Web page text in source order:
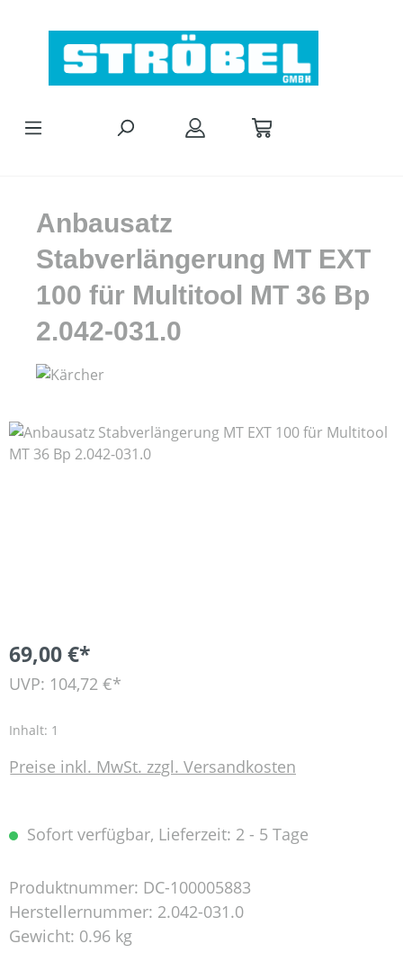
Anbausatz
Stabverlängerung MT EXT
100 für Multitool MT 36 Bp
2.042-031.0
Bildergalerie überspringen
69,00 €*
UVP: 104,72 €*
Inhalt: 1
Preise inkl. MwSt. zzgl. Versandkosten
Sofort verfügbar, Lieferzeit: 2 - 5 Tage
Produktnummer: DC-100005883
Herstellernummer: 2.042-031.0
Gewicht: 0.96 kg